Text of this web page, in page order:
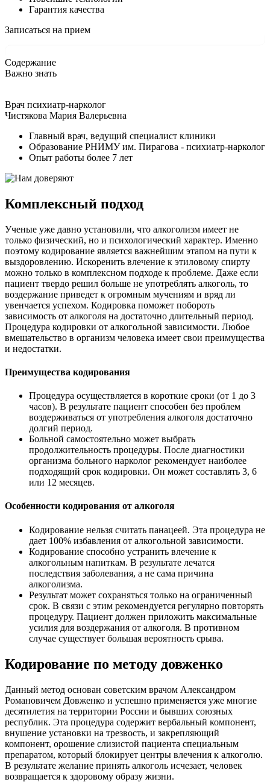
Гарантия качества
Записаться на прием
Содержание
Важно знать
Врач психиатр-нарколог
Чистякова Мария Валерьевна
Главный врач, ведущий специалист клиники
Образование РНИМУ им. Пирагова - психиатр-нарколог
Опыт работы более 7 лет
Комплексный подход
Ученые уже давно установили, что алкоголизм имеет не
только физический, но и психологический характер. Именно
поэтому кодирование является важнейшим этапом на пути к
выздоровлению. Искоренить влечение к этиловому спирту
можно только в комплексном подходе к проблеме. Даже если
пациент твердо решил больше не употреблять алкоголь, то
воздержание приведет к огромным мучениям и вряд ли
увенчается успехом. Кодировка поможет побороть
зависимость от алкоголя на достаточно длительный период.
Процедура кодировки от алкогольной зависимости. Любое
вмешательство в организм человека имеет свои преимущества
и недостатки.
Преимущества кодирования
Процедура осуществляется в короткие сроки (от 1 до 3
часов). В результате пациент способен без проблем
воздерживаться от употребления алкоголя достаточно
долгий период.
Больной самостоятельно может выбрать
продолжительность процедуры. После диагностики
организма больного нарколог рекомендует наиболее
подходящий срок кодировки. Он может составлять 3, 6
или 12 месяцев.
Особенности кодирования от алкоголя
Кодирование нельзя считать панацеей. Эта процедура не
дает 100% избавления от алкогольной зависимости.
Кодирование способно устранить влечение к
алкогольным напиткам. В результате лечатся
последствия заболевания, а не сама причина
алкоголизма.
Результат может сохраняться только на ограниченный
срок. В связи с этим рекомендуется регулярно повторять
процедуру. Пациент должен приложить максимальные
усилия для воздержания от алкоголя. В противном
случае существует большая вероятность срыва.
Кодирование по методу довженко
Данный метод основан советским врачом Александром
Романовичем Довженко и успешно применяется уже многие
десятилетия на территории России и бывших союзных
республик. Эта процедура содержит вербальный компонент,
внушение установки на трезвость, и закрепляющий
компонент, орошение слизистой пациента специальным
препаратом, который блокирует центры влечения к алкоголю.
В результате желание принять алкоголь исчезает, человек
возвращается к здоровому образу жизни.